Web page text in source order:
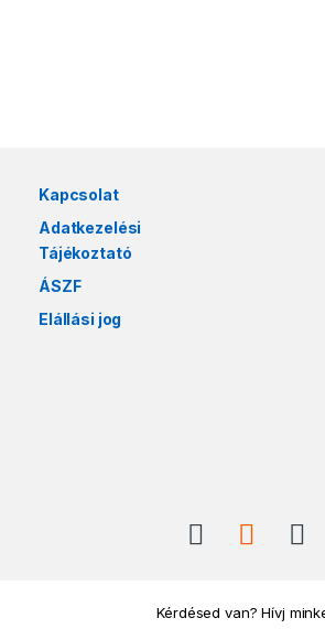
Kapcsolat
Adatkezelési
Tájékoztató
ÁSZF
Elállási jog
Kérdésed van? Hívj